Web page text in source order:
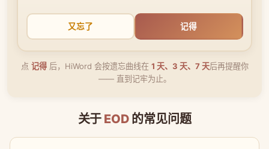
又忘了 记得
点 记得后，HiWord 会按遗忘曲线在 1 天、3 天、7 天后再提醒你
—— 直到记牢为止。
关于 EOD 的常见问题